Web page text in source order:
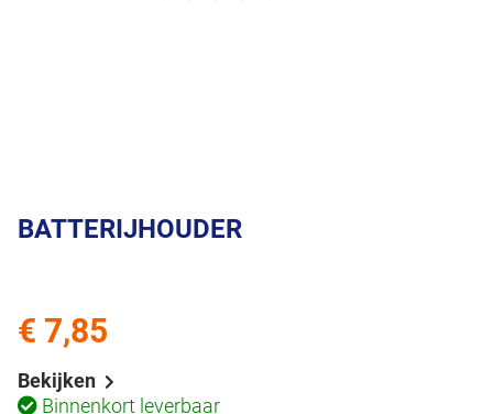
BATTERIJHOUDER
Bekijken
Binnenkort leverbaar
€ 7,85